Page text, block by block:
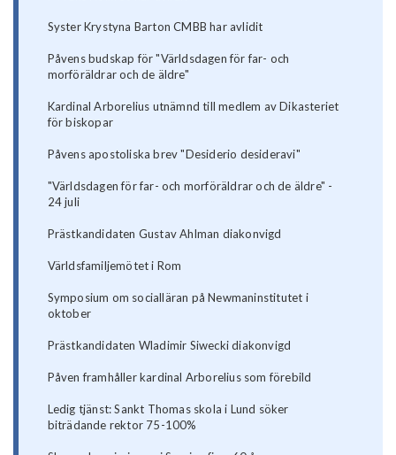
Syster Krystyna Barton CMBB har avlidit
Påvens budskap för "Världsdagen för far- och
morföräldrar och de äldre"
Kardinal Arborelius utnämnd till medlem av Dikasteriet
för biskopar
Påvens apostoliska brev "Desiderio desideravi"
"Världsdagen för far- och morföräldrar och de äldre" -
24 juli
Prästkandidaten Gustav Ahlman diakonvigd
Världsfamiljemötet i Rom
Symposium om socialläran på Newmaninstitutet i
oktober
Prästkandidaten Wladimir Siwecki diakonvigd
Påven framhåller kardinal Arborelius som förebild
Ledig tjänst: Sankt Thomas skola i Lund söker
biträdande rektor 75-100%